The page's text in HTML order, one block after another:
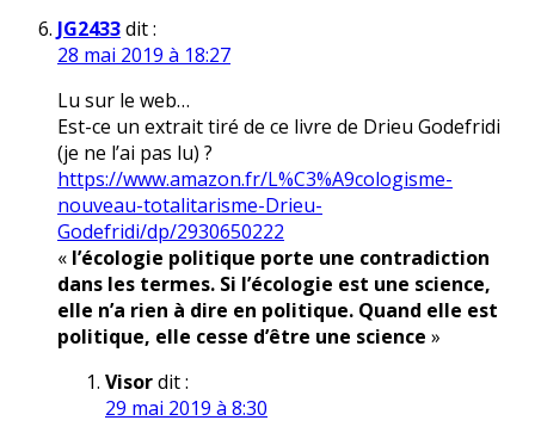
JG2433dit :
28 mai 2019 à 18:27
Lu sur le web…
Est-ce un extrait tiré de ce livre de Drieu Godefridi
(je ne l’ai pas lu) ?
https://www.amazon.fr/L%C3%A9cologisme-
nouveau-totalitarisme-Drieu-
Godefridi/dp/2930650222
« l’écologie politique porte une contradiction
dans les termes. Si l’écologie est une science,
elle n’a rien à dire en politique. Quand elle est
politique, elle cesse d’être une science »
Visordit :
29 mai 2019 à 8:30